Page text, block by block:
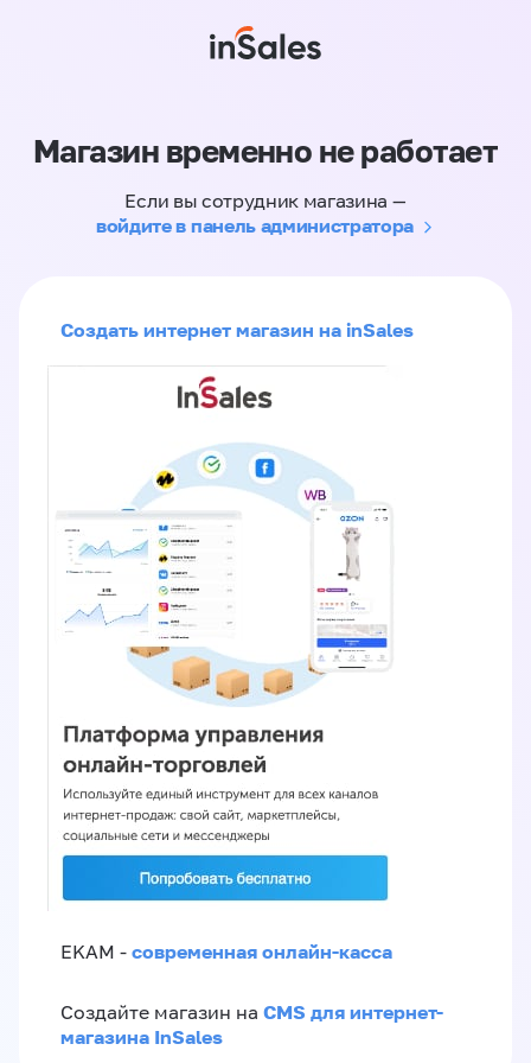
Магазин временно не работает
Если вы сотрудник магазина —
войдите в панель администратора
Создать интернет магазин на inSales
EKAM - современная онлайн-касса
Создайте магазин на CMS для интернет-
магазина InSales